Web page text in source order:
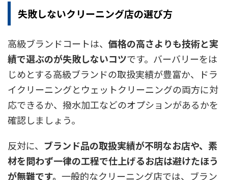
失敗しないクリーニング店の選び方
高級ブランドコートは、 価格の高さよりも技術と実
績で選ぶのが失敗しないコツです。バーバリーをは
じめとする高級ブランドの取扱実績が豊富か、ドラ
イクリーニングとウェットクリーニングの両方に対
応できるか、撥水加工などのオプションがあるかを
確認しましょう。
反対に、 ブランド品の取扱実績が不明なお店や、素
材を問わず一律の工程で仕上げるお店は避けたほう
が無難です。 一般的なクリーニング店では、ブラン